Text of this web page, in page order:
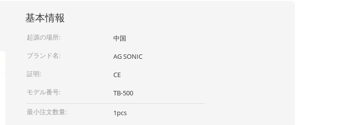
基本情報
起源の場所:
中国
ブランド名:
AG SONIC
証明:
CE
モデル番号:
TB-500
最小注文数量:
1pcs